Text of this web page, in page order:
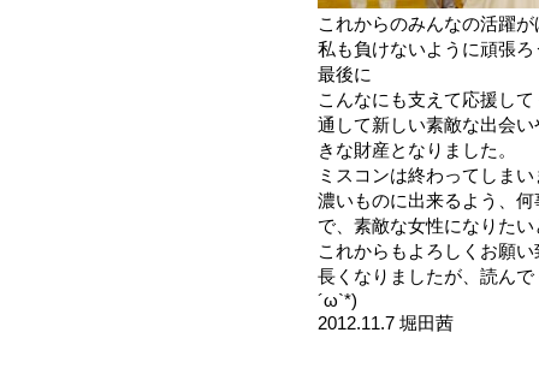
これからのみんなの活躍
私も負けないように頑張ろ
最後に
こんなにも支えて応援し
通して新しい素敵な出会
きな財産となりました。
ミスコンは終わってしま
濃いものに出来るよう、
で、素敵な女性になりた
これからもよろしくお願
長くなりましたが、読ん
´ω`*)
2012.11.7 堀田茜